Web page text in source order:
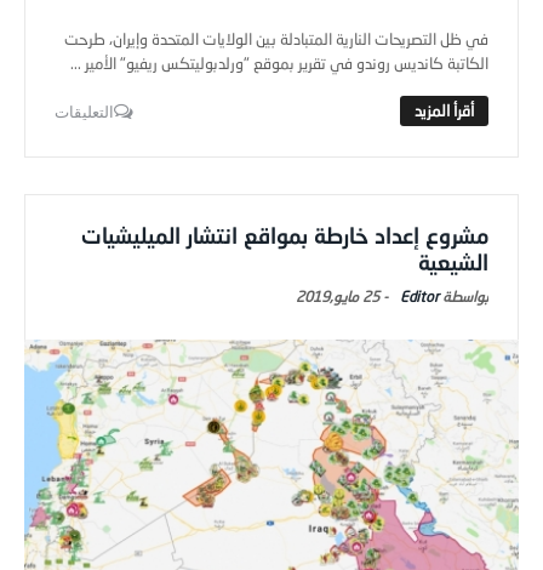
في ظل التصريحات النارية المتبادلة بين الولايات المتحدة وإيران، طرحت
الكاتبة كانديس روندو في تقرير بموقع "ورلدبوليتكس ريفيو" الأمير ...
التعليقات
مشروع إعداد خارطة بمواقع انتشار الميليشيات
الشيعية
Editor
-25 مايو,2019